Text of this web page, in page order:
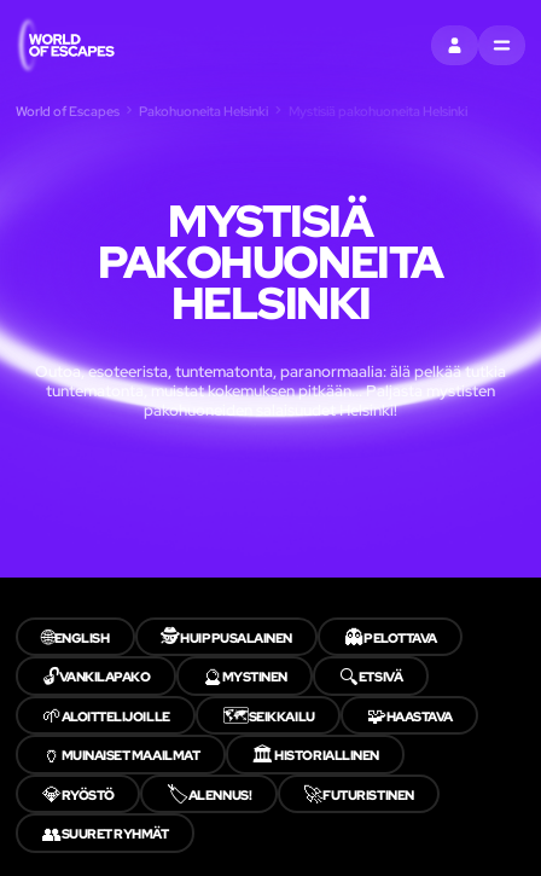
KIRJAUDUMENU
World of Escapes Pakohuoneita Helsinki Mystisiä pakohuoneita Helsinki
MYSTISIÄ
PAKOHUONEITA
HELSINKI
Outoa, esoteerista, tuntematonta, paranormaalia: älä pelkää tutkia
tuntematonta, muistat kokemuksen pitkään... Paljasta mystisten
pakohuoneiden salaisuudet Helsinki!
🌐ENGLISH 🕵️HUIPPUSALAINEN 👻PELOTTAVA
🔓VANKILAPAKO 🔮MYSTINEN 🔍ETSIVÄ
🌱ALOITTELIJOILLE 🗺️SEIKKAILU 🧩HAASTAVA
🏺 MUINAISET MAAILMAT 🏛️HISTORIALLINEN
💎RYÖSTÖ 🏷️ALENNUS! 🚀FUTURISTINEN
👥SUURET RYHMÄT